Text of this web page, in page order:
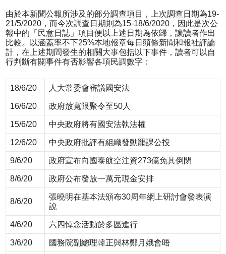
由於本新聞公報所涉及的部分調查項目，上次調查日期為19-
21/5/2020，而今次調查日期則為15-18/6/2020，因此是次公
報中的「民意日誌」項目便以上述日期為依歸，讓讀者作出
比較。以涵蓋率不下25%本地報章每日頭條新聞和報社評論
計，在上述期間發生的相關大事包括以下事件，讀者可以自
行判斷有關事件有否影響各項民調數字：
18/6/20 人大常委會審議國安法
16/6/20 政府放寬限聚令至50人
15/6/20 中央政府將有國安法執法權
12/6/20 中央政府批評有組織發動罷課公投
9/6/20 政府宣布向國泰航空注資273億免其倒閉
8/6/20 政府公布發放一萬元現金安排
8/6/20
張曉明在基本法頒布30周年網上研討會發表演
說
4/6/20 六四悼念活動於多區進行
3/6/20 國務院副總理韓正與林鄭月娥會晤